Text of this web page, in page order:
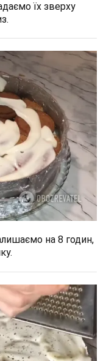
їх зверху
на 8 годин,